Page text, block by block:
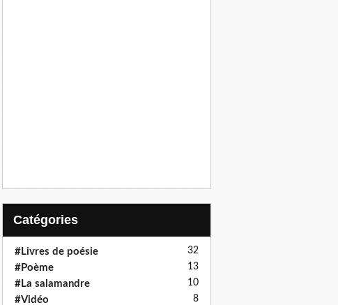
Catégories
#Livres de poésie 32
#Poème 13
#La salamandre 10
#Vidéo 8